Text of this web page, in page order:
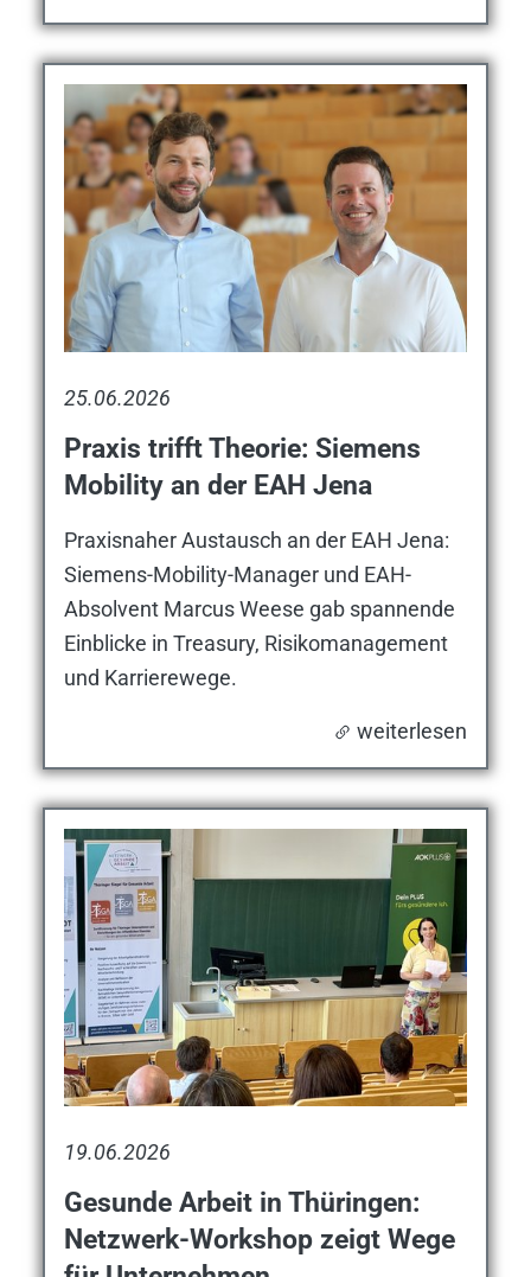
25.06.2026
Praxis trifft Theorie: Siemens
Mobility an der EAH Jena
Praxisnaher Austausch an der EAH Jena:
Siemens-Mobility-Manager und EAH-
Absolvent Marcus Weese gab spannende
Einblicke in Treasury, Risikomanagement
und Karrierewege.
weiterlesen
19.06.2026
Gesunde Arbeit in Thüringen:
Netzwerk-Workshop zeigt Wege